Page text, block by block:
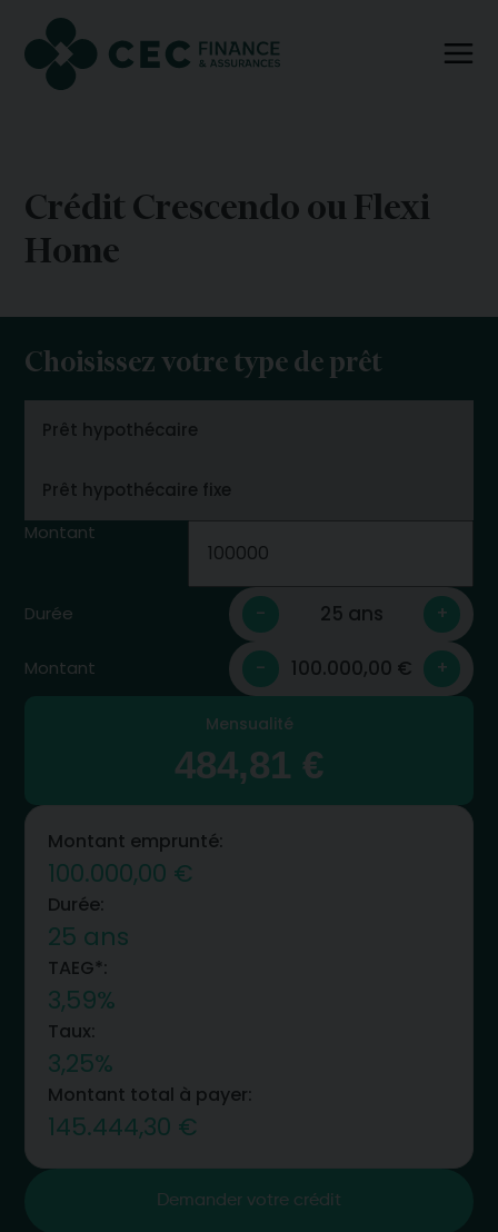
Crédit Crescendo ou Flexi
Home
Choisissez votre type de prêt
Montant
Durée - 25 ans +
Montant - 100.000,00 € +
Mensualité
484,81 €
Montant emprunté:
100.000,00 €
Durée:
25 ans
TAEG*:
3,59%
Taux:
3,25%
Montant total à payer:
145.444,30 €
Demander votre crédit